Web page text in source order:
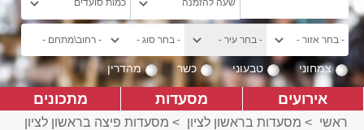
צמחוני טבעוני כשר מהדרין
אירועים מסעדות מתכונים
ראשי > מסעדות בראשון לציון > מסעדות פיצה בראשון לציון